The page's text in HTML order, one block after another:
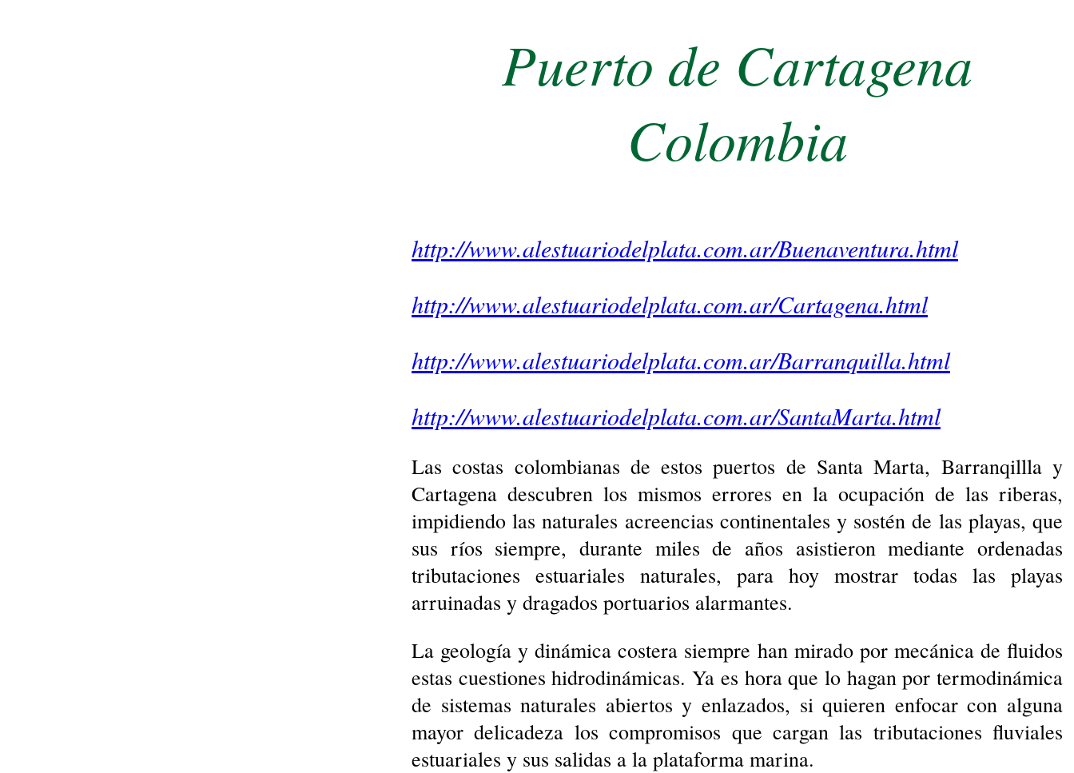
Puerto de Cartagena
Colombia
http://www.alestuariodelplata.com.ar/Buenaventura.html
http://www.alestuariodelplata.com.ar/Cartagena.html
http://www.alestuariodelplata.com.ar/Barranquilla.html
http://www.alestuariodelplata.com.ar/SantaMarta.html
Las costas colombianas de estos puertos de Santa Marta, Barranqillla y
Cartagena descubren los mismos errores en la ocupación de las riberas,
impidiendo las naturales acreencias continentales y sostén de las playas, que
sus ríos siempre, durante miles de años asistieron mediante ordenadas
tributaciones estuariales naturales, para hoy mostrar todas las playas
arruinadas y dragados portuarios alarmantes.
La geología y dinámica costera siempre han mirado por mecánica de fluidos
estas cuestiones hidrodinámicas. Ya es hora que lo hagan por termodinámica
de sistemas naturales abiertos y enlazados, si quieren enfocar con alguna
mayor delicadeza los compromisos que cargan las tributaciones fluviales
estuariales y sus salidas a la plataforma marina.